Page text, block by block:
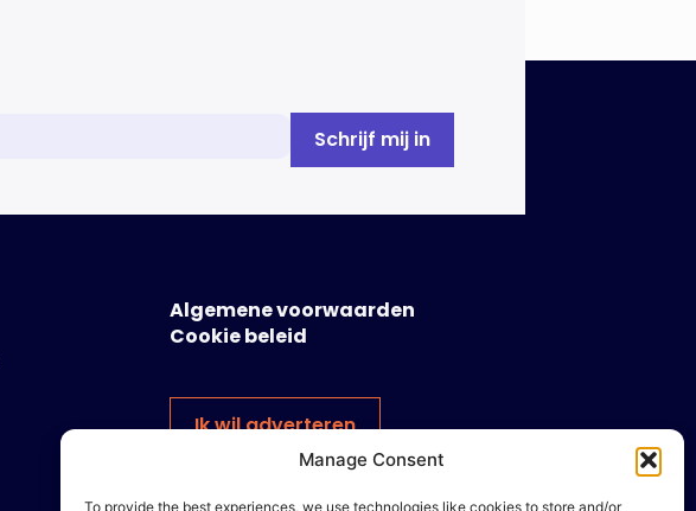
Manage Consent
To provide the best experiences, we use technologies like cookies to store and/or
Algemene voorwaarden
Cookie beleid
Ik wil adverteren